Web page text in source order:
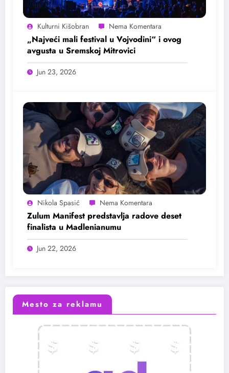
Kulturni Kišobran
„Najveći mali festival u Vojvodini“ i ovog
avgusta u Sremskoj Mitrovici
Jun 23, 2026
Nikola Spasić
Zulum Manifest predstavlja radove deset
finalista u Madlenianumu
Jun 22, 2026
Mesto za reklamu